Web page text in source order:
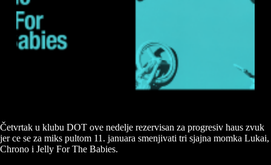
Četvrtak u klubu DOT ove nedelje rezervisan za progresiv haus zvuk
jer ce se za miks pultom 11. januara smenjivati tri sjajna momka Lukai,
Chrono i Jelly For The Babies.